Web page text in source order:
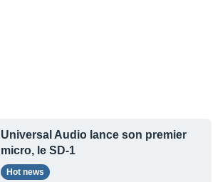
Universal Audio lance son premier
micro, le SD-1
Hot news